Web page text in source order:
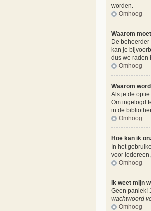
worden.
Omhoog
Waarom
De
kan je
dus we raden
Omhoog
Waarom
Als je de optie
Om ingelogd
in de
Omhoog
Hoe kan ik
In het
voor
Omhoog
Ik weet mijn
Geen paniek!
wachtwoord
Omhoog